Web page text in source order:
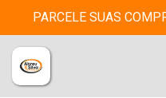
PARCELE SUAS